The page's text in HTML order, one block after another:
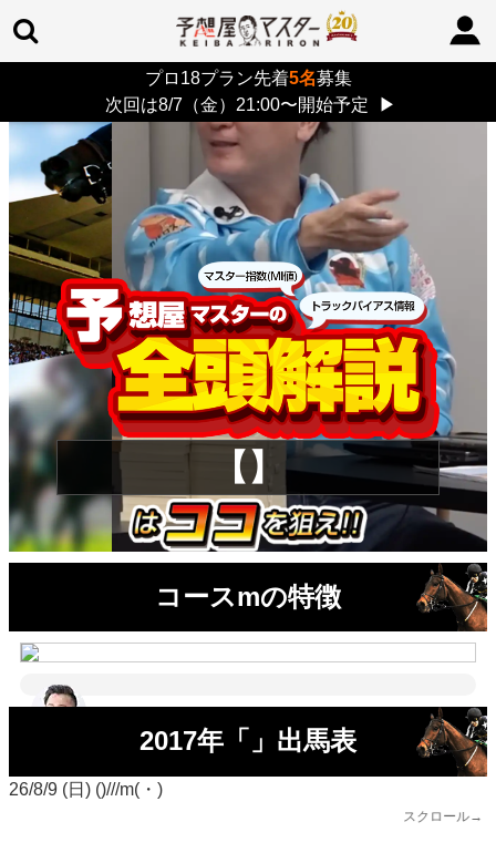
プロ18プラン先着5名募集
次回は8/7（金）21:00〜開始予定
▶
> 26/8/9 (日)
【】
コースmの特徴
2017年「」出馬表
26/8/9 (日) ()///m(・)
スクロール→